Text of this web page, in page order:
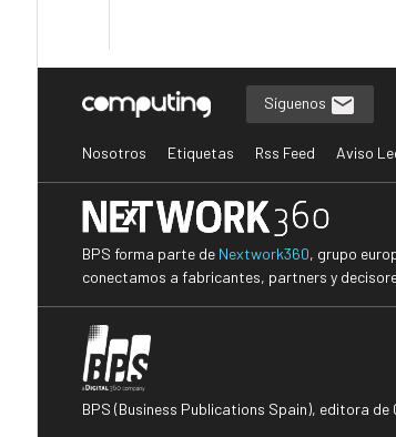
Síguenos
Nosotros Etiquetas Rss Feed Aviso
BPS forma parte de Nextwork360, grupo
conectamos a fabricantes, partners y
BPS (Business Publications Spain), editora